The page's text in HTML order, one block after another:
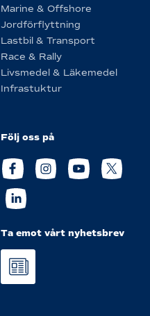
Marine & Offshore
Jordförflyttning
Lastbil & Transport
Race & Rally
Livsmedel & Läkemedel
Infrastuktur
Följ oss på
Ta emot vårt nyhetsbrev